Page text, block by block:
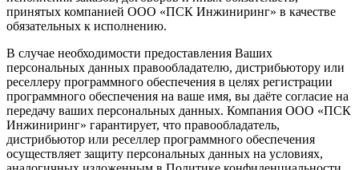
принятых компанией ООО «ПСК Инжиниринг» в качестве
обязательных к исполнению.
В случае необходимости предоставления Ваших
персональных данных правообладателю, дистрибьютору или
реселлеру программного обеспечения в целях регистрации
программного обеспечения на ваше имя, вы даёте согласие на
передачу ваших персональных данных. Компания ООО «ПСК
Инжиниринг» гарантирует, что правообладатель,
дистрибьютор или реселлер программного обеспечения
осуществляет защиту персональных данных на условиях,